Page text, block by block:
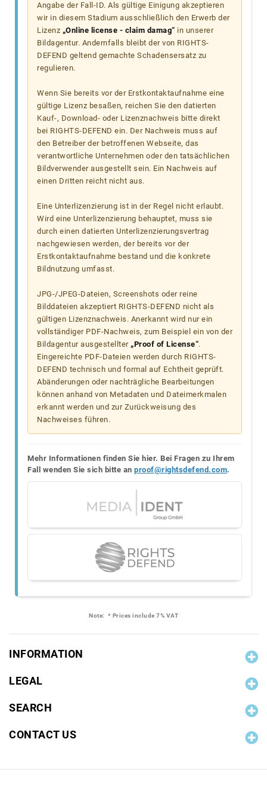
Angabe der Fall-ID. Als gültige Einigung akzeptieren
wir in diesem Stadium ausschließlich den Erwerb der
Lizenz „Online license - claim damag“ in unserer
Bildagentur. Andernfalls bleibt der von RIGHTS-
DEFEND geltend gemachte Schadensersatz zu
regulieren.
Wenn Sie bereits vor der Erstkontaktaufnahme eine
gültige Lizenz besaßen, reichen Sie den datierten
Kauf-, Download- oder Lizenznachweis bitte direkt
bei RIGHTS-DEFEND ein. Der Nachweis muss auf
den Betreiber der betroffenen Webseite, das
verantwortliche Unternehmen oder den tatsächlichen
Bildverwender ausgestellt sein. Ein Nachweis auf
einen Dritten reicht nicht aus.
Eine Unterlizenzierung ist in der Regel nicht erlaubt.
Wird eine Unterlizenzierung behauptet, muss sie
durch einen datierten Unterlizenzierungsvertrag
nachgewiesen werden, der bereits vor der
Erstkontaktaufnahme bestand und die konkrete
Bildnutzung umfasst.
JPG-/JPEG-Dateien, Screenshots oder reine
Bilddateien akzeptiert RIGHTS-DEFEND nicht als
gültigen Lizenznachweis. Anerkannt wird nur ein
vollständiger PDF-Nachweis, zum Beispiel ein von der
Bildagentur ausgestellter „Proof of License“.
Eingereichte PDF-Dateien werden durch RIGHTS-
DEFEND technisch und formal auf Echtheit geprüft.
Abänderungen oder nachträgliche Bearbeitungen
können anhand von Metadaten und Dateimerkmalen
erkannt werden und zur Zurückweisung des
Nachweises führen.
Mehr Informationen finden Sie hier. Bei Fragen zu Ihrem
Fall wenden Sie sich bitte an proof@rightsdefend.com.
Note: * Prices include 7% VAT
INFORMATION
LEGAL
SEARCH
CONTACT US